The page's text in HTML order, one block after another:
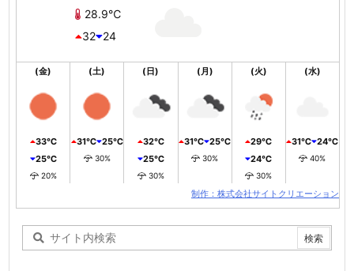
28.9℃
32 24
(金)
33℃
25℃
20%
(土)
31℃ 25℃
30%
(日)
32℃
25℃
30%
(月)
31℃ 25℃
30%
(火)
29℃
24℃
30%
(水)
31℃ 24℃
40%
制作：株式会社サイトクリエーション